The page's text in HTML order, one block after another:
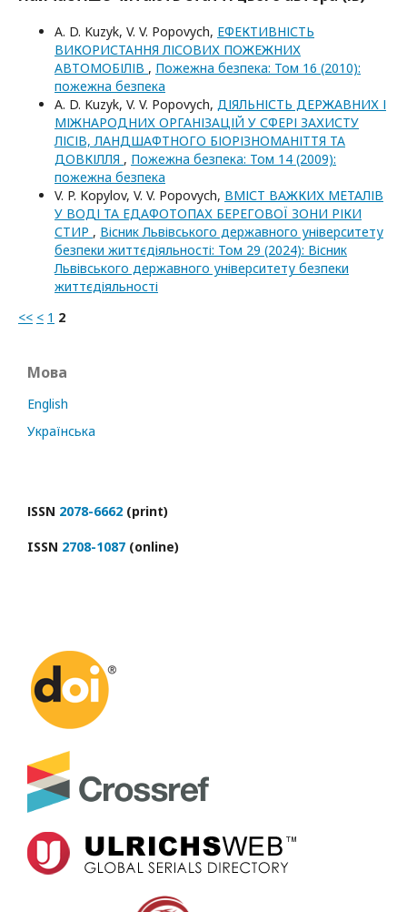
A. D. Kuzyk, V. V. Popovych, ЕФЕКТИВНІСТЬ
ВИКОРИСТАННЯ ЛІСОВИХ ПОЖЕЖНИХ
АВТОМОБІЛІВ , Пожежна безпека: Том 16 (2010):
пожежна безпека
A. D. Kuzyk, V. V. Popovych, ДІЯЛЬНІСТЬ ДЕРЖАВНИХ І
МІЖНАРОДНИХ ОРГАНІЗАЦІЙ У СФЕРІ ЗАХИСТУ
ЛІСІВ, ЛАНДШАФТНОГО БІОРІЗНОМАНІТТЯ ТА
ДОВКІЛЛЯ , Пожежна безпека: Том 14 (2009):
пожежна безпека
V. P. Kopylov, V. V. Popovych, ВМІСТ ВАЖКИХ МЕТАЛІВ
У ВОДІ ТА ЕДАФОТОПАХ БЕРЕГОВОЇ ЗОНИ РІКИ
СТИР , Вісник Львівського державного університету
безпеки життєдіяльності: Том 29 (2024): Вісник
Львівського державного університету безпеки
життєдіяльності
<< < 1 2
Мова
English
Українська
ІSSN 2078-6662 (print)
ISSN 2708-1087 (online)